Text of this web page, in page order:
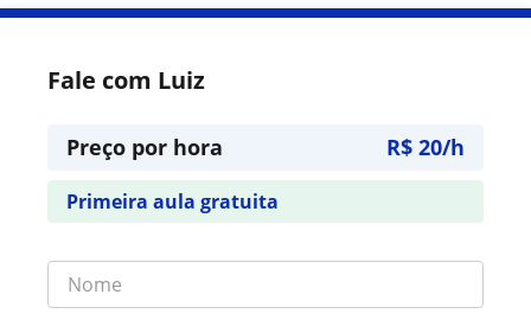
Fale com Luiz
Preço por hora R$ 20/h
Primeira aula gratuita